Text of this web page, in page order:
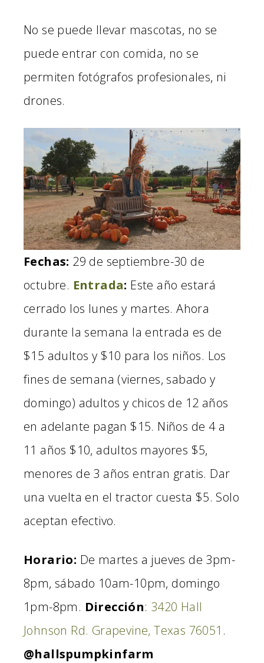
No se puede llevar mascotas, no se
puede entrar con comida, no se
permiten fotógrafos profesionales, ni
drones.
Fechas: 29 de septiembre-30 de
octubre. Entrada: Este año estará
cerrado los lunes y martes. Ahora
durante la semana la entrada es de
$15 adultos y $10 para los niños. Los
fines de semana (viernes, sabado y
domingo) adultos y chicos de 12 años
en adelante pagan $15. Niños de 4 a
11 años $10, adultos mayores $5,
menores de 3 años entran gratis. Dar
una vuelta en el tractor cuesta $5. Solo
aceptan efectivo.
Horario: De martes a jueves de 3pm-
8pm, sábado 10am-10pm, domingo
1pm-8pm. Dirección: 3420 Hall
Johnson Rd. Grapevine, Texas 76051 .
@hallspumpkinfarm